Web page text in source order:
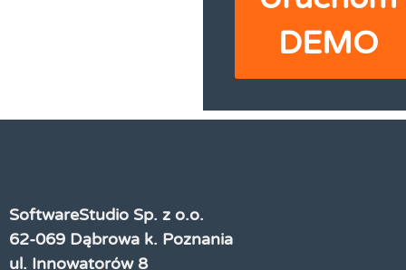
DEMO
SoftwareStudio Sp. z o.o.
62-069 Dąbrowa k. Poznania
ul. Innowatorów 8